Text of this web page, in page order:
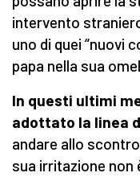
intervento
uno di quei “nuovi
papa nella sua
In questi ultimi
adottato la linea
andare allo
sua irritazione non